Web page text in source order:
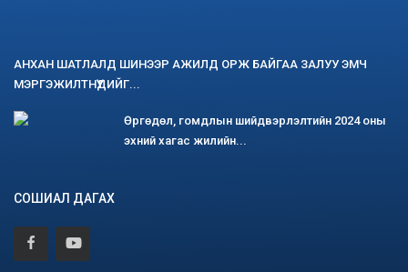
АНХАН ШАТЛАЛД ШИНЭЭР АЖИЛД ОРЖ БАЙГАА ЗАЛУУ ЭМЧ
МЭРГЭЖИЛТНҮҮДИЙГ...
Өргөдөл, гомдлын шийдвэрлэлтийн 2024 оны
эхний хагас жилийн...
СОШИАЛ ДАГАХ